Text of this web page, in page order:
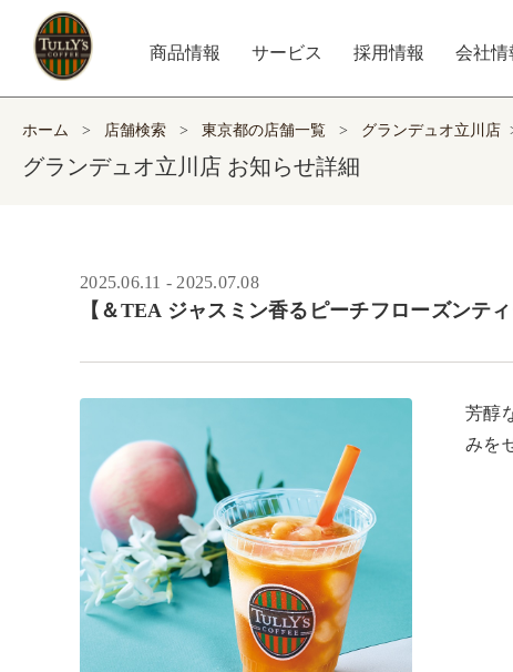
商品情報 サービス 採用情報 会社情
ホーム > 店舗検索 > 東京都の店舗一覧 > グランデュオ立川店
グランデュオ立川店 お知らせ詳細
2025.06.11 - 2025.07.08
【＆TEA ジャスミン香るピーチフローズンティ
芳醇
みを